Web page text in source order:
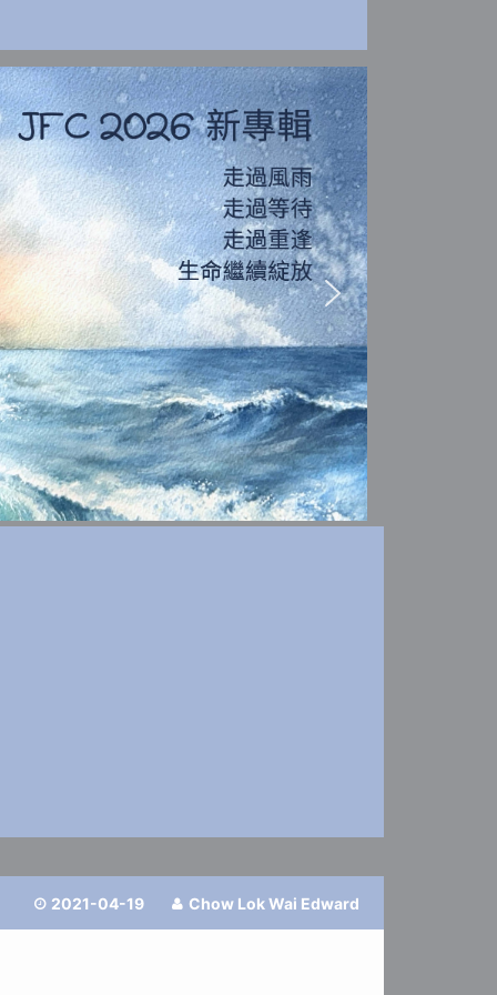
 2021-04-19  Chow Lok Wai Edward